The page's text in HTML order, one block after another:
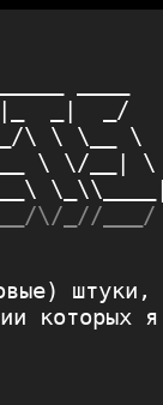
_|
\ \ \__
\ \/__|
\/_//___/
штуки,
которых я